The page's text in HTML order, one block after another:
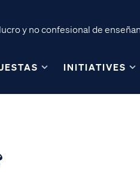
y no confesional de
INITIATIVES